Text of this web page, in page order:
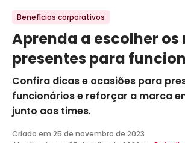
Benefícios corporativos
Aprenda a escolher os
presentes para
Confira dicas e ocasiões para
funcionários e reforçar a marca
junto aos times.
Criado em 25 de novembro de 2023